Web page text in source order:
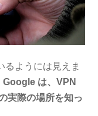
るようには見えま
Google は、VPN
実際の場所を知っ